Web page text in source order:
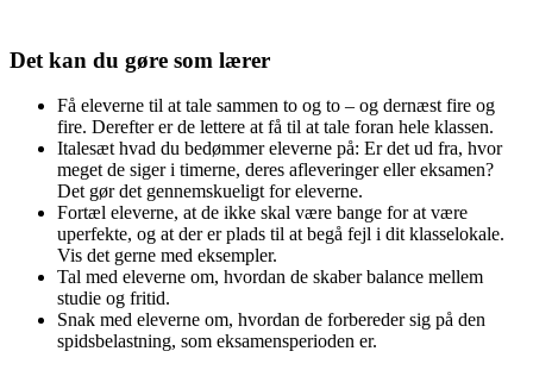
Det kan du gøre som lærer
Få eleverne til at tale sammen to og to – og dernæst fire og
fire. Derefter er de lettere at få til at tale foran hele klassen.
Italesæt hvad du bedømmer eleverne på: Er det ud fra, hvor
meget de siger i timerne, deres afleveringer eller eksamen?
Det gør det gennemskueligt for eleverne.
Fortæl eleverne, at de ikke skal være bange for at være
uperfekte, og at der er plads til at begå fejl i dit klasselokale.
Vis det gerne med eksempler.
Tal med eleverne om, hvordan de skaber balance mellem
studie og fritid.
Snak med eleverne om, hvordan de forbereder sig på den
spidsbelastning, som eksamensperioden er.